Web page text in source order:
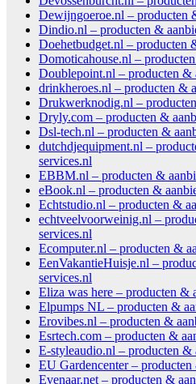
Dewijngoeroe.nl – producten
Dindio.nl – producten &
Doehetbudget.nl – producten
Domoticahouse.nl –
Doublepoint.nl – producten &
drinkheroes.nl – producten &
Drukwerknodig.nl –
Dryly.com – producten &
Dsl-tech.nl – producten &
dutchdjequipment.nl –
services.nl
EBBM.nl – producten &
eBook.nl – producten &
Echtstudio.nl – producten &
echtveelvoorweinig.nl –
services.nl
Ecomputer.nl – producten &
EenVakantieHuisje.nl –
services.nl
Eliza was here – producten &
Elpumps NL – producten &
Erovibes.nl – producten &
Esrtech.com – producten &
E-styleaudio.nl – producten &
EU Gardencenter –
Evenaar.net – producten &